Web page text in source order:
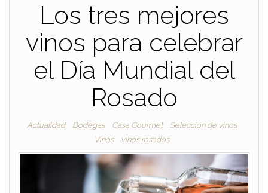
Los tres mejores
vinos para celebrar
el Día Mundial del
Rosado
Actualidad Bodegas Casa Gourmet
Selección de vinos
Vinos
vinos rosados